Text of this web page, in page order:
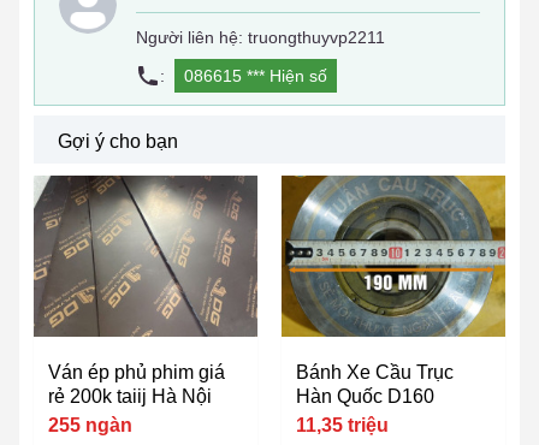
Người liên hệ: truongthuyvp2211
:
086615 *** Hiện số
Gợi ý cho bạn
Ván ép phủ phim giá
rẻ 200k taiij Hà Nội
255 ngàn
Bánh Xe Cầu Trục
Hàn Quốc D160
11,35 triệu